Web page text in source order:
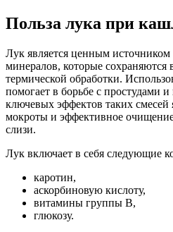
Польза лука при
Лук является ценным
минералов, которые сохраняются
термической обработки.
помогает в борьбе с простудами
ключевых эффектов таких смесей
мокроты и эффективное
слизи.
Лук включает в себя следующие
каротин,
аскорбиновую кислоту,
витамины группы В,
глюкозу.